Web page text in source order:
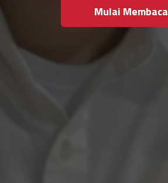
Mulai Membaca